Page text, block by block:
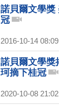
諾貝爾文學獎
冠
2016-10-14
諾貝爾文學獎
珂摘下桂冠
2020-10-08